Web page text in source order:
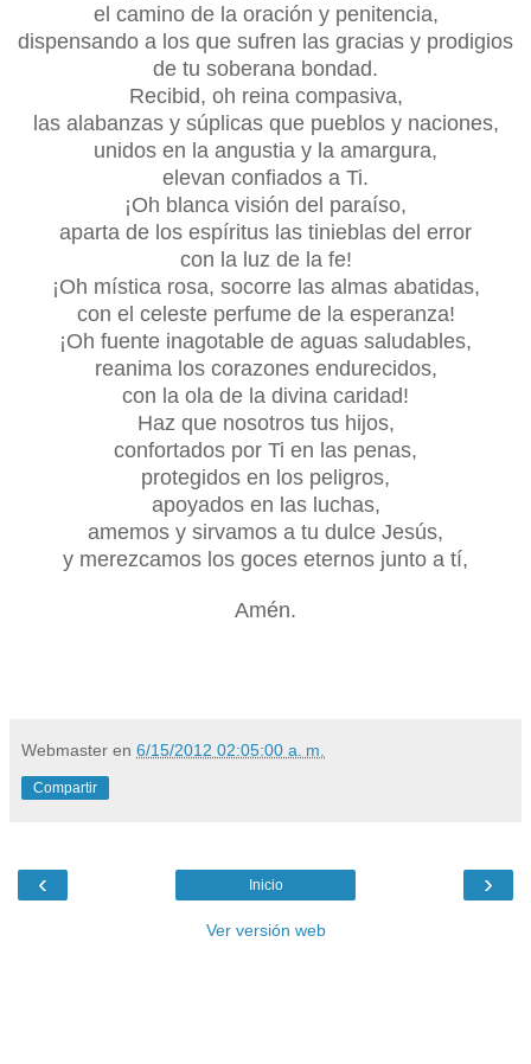
el camino de la oración y penitencia,
dispensando a los que sufren las gracias y prodigios
de tu soberana bondad.
Recibid, oh reina compasiva,
las alabanzas y súplicas que pueblos y naciones,
unidos en la angustia y la amargura,
elevan confiados a Ti.
¡Oh blanca visión del paraíso,
aparta de los espíritus las tinieblas del error
con la luz de la fe!
¡Oh mística rosa, socorre las almas abatidas,
con el celeste perfume de la esperanza!
¡Oh fuente inagotable de aguas saludables,
reanima los corazones endurecidos,
con la ola de la divina caridad!
Haz que nosotros tus hijos,
confortados por Ti en las penas,
protegidos en los peligros,
apoyados en las luchas,
amemos y sirvamos a tu dulce Jesús,
y merezcamos los goces eternos junto a tí,
Amén.
Webmaster en 6/15/2012 02:05:00 a. m.
Compartir
‹ ›
Inicio
Ver versión web